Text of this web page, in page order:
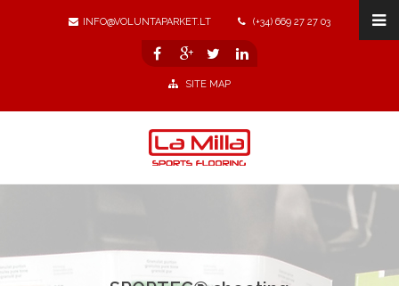
INFO@VOLUNTAPARKET.LT (+34) 669 27 27 03
SITE MAP